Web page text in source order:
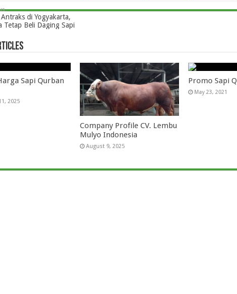
di Yogyakarta,
Tetap Beli Daging Sapi
Sapi Qurban
2025
Company Profile CV. Lembu
Mulyo Indonesia
August 9, 2025
Promo Sapi
May 23, 2021